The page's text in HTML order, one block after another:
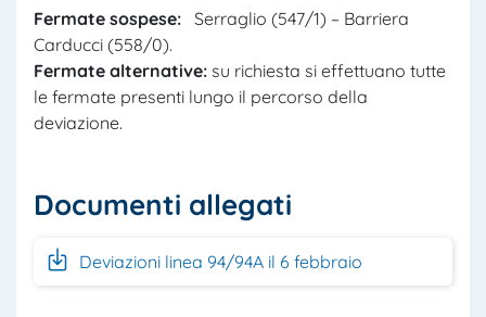
Fermate sospese: Serraglio (547/1) – Barriera
Carducci (558/0).
Fermate alternative: su richiesta si effettuano tutte
le fermate presenti lungo il percorso della
deviazione.
Documenti allegati
Deviazioni linea 94/94A il 6 febbraio